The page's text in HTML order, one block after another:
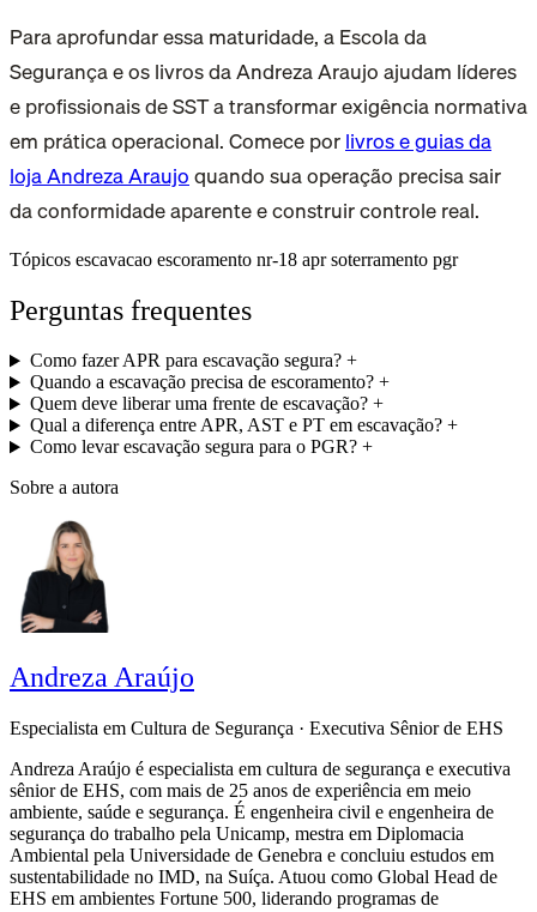
Para aprofundar essa maturidade, a Escola da
Segurança e os livros da Andreza Araujo ajudam líderes
e profissionais de SST a transformar exigência normativa
em prática operacional. Comece porlivros e guias da
loja Andreza Araujoquando sua operação precisa sair
da conformidade aparente e construir controle real.
Tópicos escavacao escoramento nr-18 aprsoterramento pgr
Perguntas frequentes
Como fazer APR para escavação segura?+
Quando a escavação precisa de escoramento?+
Quem deve liberar uma frente de escavação?+
Qual a diferença entre APR, AST e PT em escavação?+
Como levar escavação segura para o PGR?+
Sobre a autora
Andreza Araújo
Especialista em Cultura de Segurança · Executiva Sênior de EHS
Andreza Araújo é especialista em cultura de segurança e executiva
sênior de EHS, com mais de 25 anos de experiência em meio
ambiente, saúde e segurança. É engenheira civil e engenheira de
segurança do trabalho pela Unicamp, mestra em Diplomacia
Ambiental pela Universidade de Genebra e concluiu estudos em
sustentabilidade no IMD, na Suíça. Atuou como Global Head de
EHS em ambientes Fortune 500, liderando programas de